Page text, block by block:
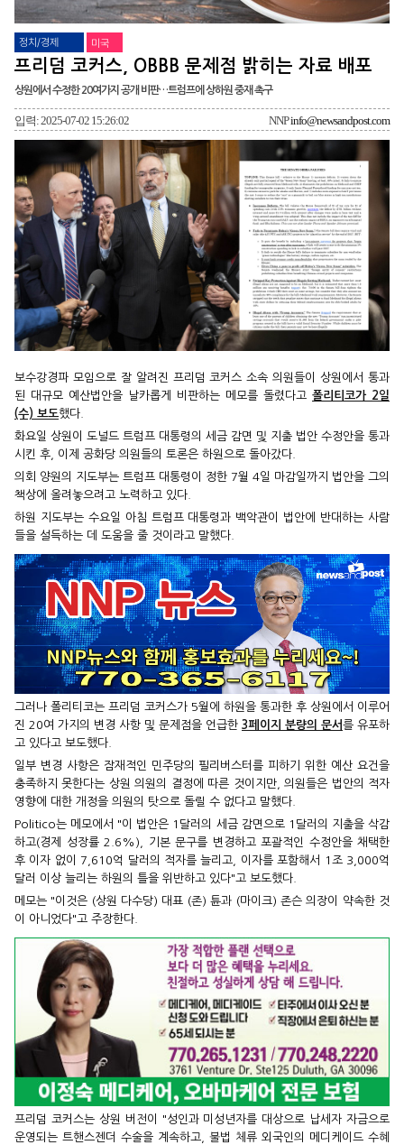
정치/경제 미국
프리덤 코커스, OBBB 문제점 밝히는 자료 배포
상원에서 수정한 20여가지 공개 비판…트럼프에 상하원 중재 촉구
입력: 2025-07-02 15:26:02 NNPinfo@newsandpost.com
보수강경파 모임으로 잘 알려진 프리덤 코커스 소속 의원들이 상원에서 통과
된 대규모 예산법안을 날카롭게 비판하는 메모를 돌렸다고 폴리티코가 2일
(수) 보도했다.
화요일 상원이 도널드 트럼프 대통령의 세금 감면 및 지출 법안 수정안을 통과
시킨 후, 이제 공화당 의원들의 토론은 하원으로 돌아갔다.
의회 양원의 지도부는 트럼프 대통령이 정한 7월 4일 마감일까지 법안을 그의
책상에 올려놓으려고 노력하고 있다.
하원 지도부는 수요일 아침 트럼프 대통령과 백악관이 법안에 반대하는 사람
들을 설득하는 데 도움을 줄 것이라고 말했다.
그러나 폴리티코는 프리덤 코커스가 5월에 하원을 통과한 후 상원에서 이루어
진 20여 가지의 변경 사항 및 문제점을 언급한 3페이지 분량의 문서를 유포하
고 있다고 보도했다.
일부 변경 사항은 잠재적인 민주당의 필리버스터를 피하기 위한 예산 요건을
충족하지 못한다는 상원 의원의 결정에 따른 것이지만, 의원들은 법안의 적자
영향에 대한 개정을 의원의 탓으로 돌릴 수 없다고 말했다.
Politico는 메모에서 "이 법안은 1달러의 세금 감면으로 1달러의 지출을 삭감
하고(경제 성장률 2.6%), 기본 문구를 변경하고 포괄적인 수정안을 채택한
후 이자 없이 7,610억 달러의 적자를 늘리고, 이자를 포함해서 1조 3,000억
달러 이상 늘리는 하원의 틀을 위반하고 있다"고 보도했다.
메모는 "이것은 (상원 다수당) 대표 (존) 튠과 (마이크) 존슨 의장이 약속한 것
이 아니었다"고 주장한다.
프리덤 코커스는 상원 버전이 "성인과 미성년자를 대상으로 납세자 자금으로
운영되는 트핸스젠더 수술을 계속하고, 불법 체류 외국인의 메디케이드 수혜